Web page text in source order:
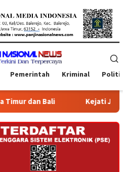
Pemerintah Kriminal
Kejati Jatim Gelar Program